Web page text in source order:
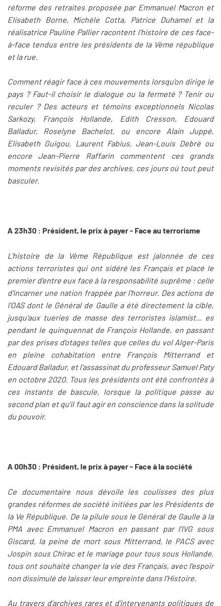
réforme des retraites proposée par Emmanuel Macron et
Elisabeth Borne, Michèle Cotta, Patrice Duhamel et la
réalisatrice Pauline Pallier racontent l’histoire de ces face-
à-face tendus entre les présidents de la Vème république
et la rue.
Comment réagir face à ces mouvements lorsqu’on dirige le
pays ? Faut-il choisir le dialogue ou la fermeté ? Tenir ou
reculer ? Des acteurs et témoins exceptionnels Nicolas
Sarkozy, François Hollande, Edith Cresson, Edouard
Balladur, Roselyne Bachelot, ou encore Alain Juppé,
Elisabeth Guigou, Laurent Fabius, Jean-Louis Debré ou
encore Jean-Pierre Raffarin commentent ces grands
moments revisités par des archives, ces jours où tout peut
basculer.
A 23h30 : Président, le prix à payer - Face au terrorisme
L'histoire de la Vème République est jalonnée de ces
actions terroristes qui ont sidéré les Français et placé le
premier d'entre eux face à la responsabilité suprême : celle
d'incarner une nation frappée par l'horreur. Des actions de
l'OAS dont le Général de Gaulle a été directement la cible,
jusqu'aux tueries de masse des terroristes islamist... es
pendant le quinquennat de François Hollande, en passant
par des prises d'otages telles que celles du vol Alger-Paris
en pleine cohabitation entre François Mitterrand et
Edouard Balladur, et l'assassinat du professeur Samuel Paty
en octobre 2020. Tous les présidents ont été confrontés à
ces instants de bascule, lorsque la politique passe au
second plan et qu'il faut agir en conscience dans la solitude
du pouvoir.
A 00h30 : Président, le prix à payer - Face à la société
Ce documentaire nous dévoile les coulisses des plus
grandes réformes de société initiées par les Présidents de
la Ve République. De la pilule sous le Général de Gaulle à la
PMA avec Emmanuel Macron en passant par l’IVG sous
Giscard, la peine de mort sous Mitterrand, le PACS avec
Jospin sous Chirac et le mariage pour tous sous Hollande,
tous ont souhaité changer la vie des Français, avec l’espoir
non dissimulé de laisser leur empreinte dans l’Histoire.
Au travers d’archives rares et d’intervenants politiques de